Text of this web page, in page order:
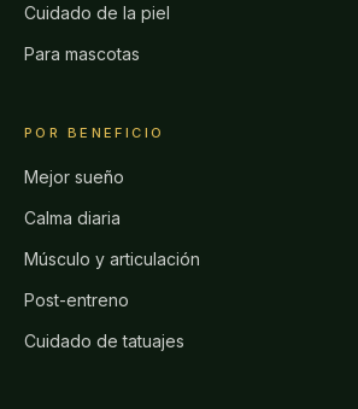
Cuidado de la piel
Para mascotas
POR BENEFICIO
Mejor sueño
Calma diaria
Músculo y articulación
Post-entreno
Cuidado de tatuajes